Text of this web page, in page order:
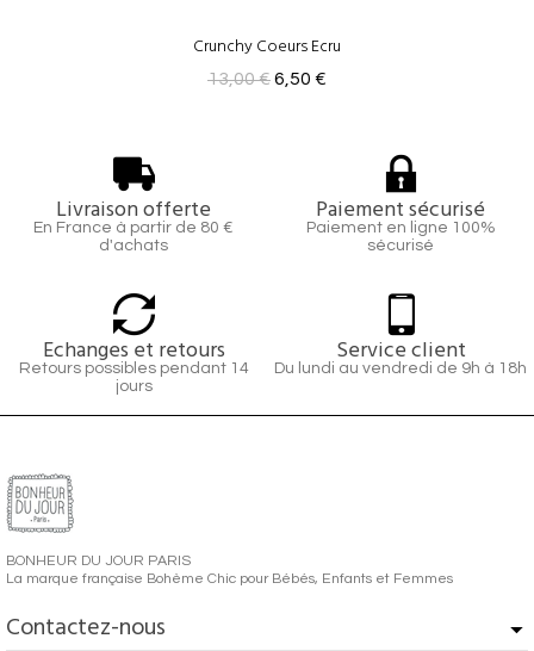
Crunchy Coeurs Ecru
13,00 €6,50 €
Livraison offerte
En France à partir de 80 €
d'achats
Paiement sécurisé
Paiement en ligne 100%
sécurisé
Echanges et retours
Retours possibles pendant 14
jours
Service client
Du lundi au vendredi de 9h à 18h
BONHEUR DU JOUR PARIS
La marque française Bohème Chic pour Bébés, Enfants et Femmes
Contactez-nous